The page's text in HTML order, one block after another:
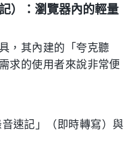
）：瀏覽器內的輕量
，其內建的「夸克聽
求的使用者來說非常便
音速記」（即時轉寫）與